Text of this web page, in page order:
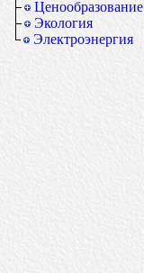
Ценообразование
Экология
Электроэнергия